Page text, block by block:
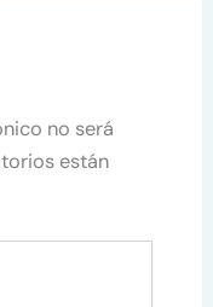
no será
están